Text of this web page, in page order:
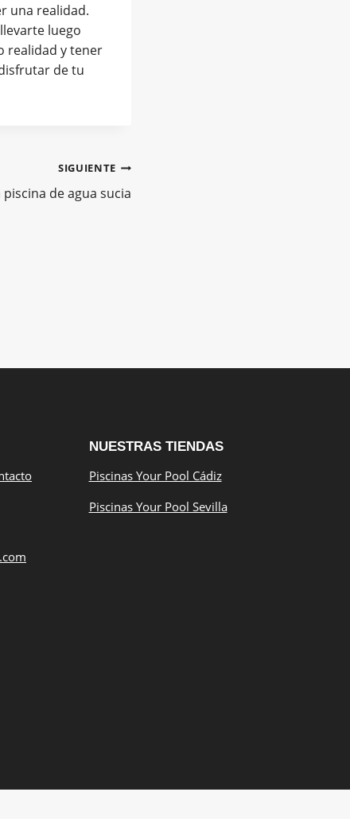
una realidad.
luego
realidad y tener
de tu
SIGUIENTE
de agua sucia
NUESTRAS TIENDAS
Piscinas Your Pool Cádiz
Piscinas Your Pool Sevilla